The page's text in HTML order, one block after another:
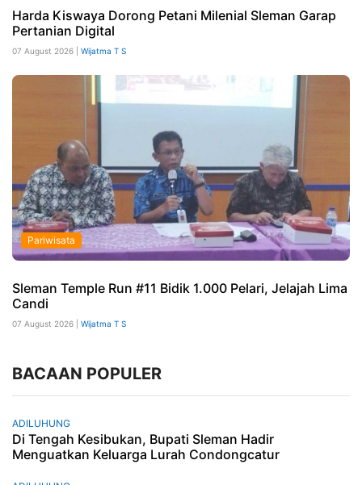
Harda Kiswaya Dorong Petani Milenial Sleman Garap
Pertanian Digital
07 August 2026 | Wijatma T S
Pariwisata
Sleman Temple Run #11 Bidik 1.000 Pelari, Jelajah Lima
Candi
07 August 2026 | Wijatma T S
BACAAN POPULER
ADILUHUNG
Di Tengah Kesibukan, Bupati Sleman Hadir
Menguatkan Keluarga Lurah Condongcatur